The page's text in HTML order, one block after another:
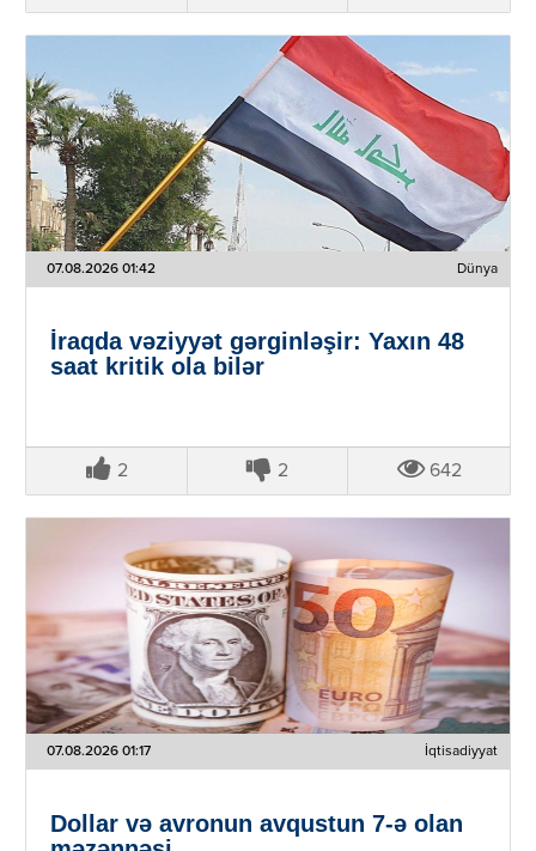
07.08.2026 01:42 Dünya
İraqda vəziyyət gərginləşir: Yaxın 48
saat kritik ola bilər
2 2 642
07.08.2026 01:17 İqtisadiyyat
Dollar və avronun avqustun 7-ə olan